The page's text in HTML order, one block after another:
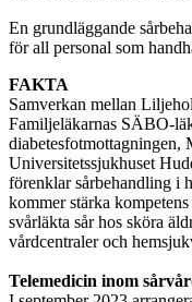
En grundläggande
för all personal som
FAKTA
Samverkan mellan
Familjeläkarnas SÄBO-
Universitetssjukhuset
förenklar sårbehandling i
kommer stärka
svårläkta sår hos sköra
vårdcentraler och
Telemedicin inom